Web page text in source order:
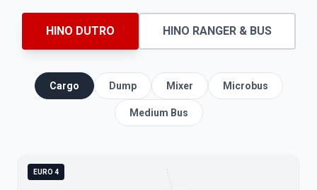
HINO DUTRO HINO RANGER & BUS
Cargo Dump Mixer Microbus
Medium Bus
EURO 4